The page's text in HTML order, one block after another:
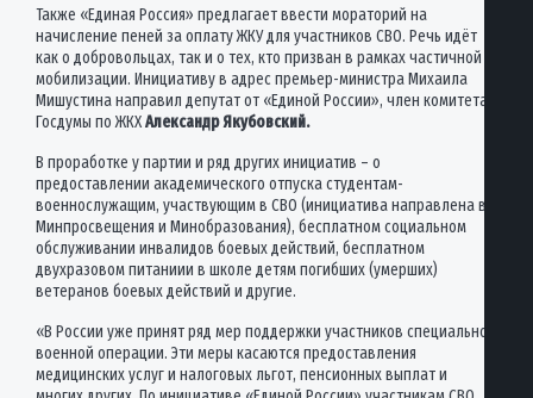
Также «Единая Россия» предлагает ввести мораторий на
начисление пеней за оплату ЖКУ для участников СВО. Речь идёт
как о добровольцах, так и о тех, кто призван в рамках частичной
мобилизации. Инициативу в адрес премьер-министра Михаила
Мишустина направил депутат от «Единой России», член комитета
Госдумы по ЖКХАлександр Якубовский.
В проработке у партии и ряд других инициатив – о
предоставлении академического отпуска студентам-
военнослужащим, участвующим в СВО (инициатива направлена в
Минпросвещения и Минобразования), бесплатном социальном
обслуживании инвалидов боевых действий, бесплатном
двухразовом питаниии в школе детям погибших (умерших)
ветеранов боевых действий и другие.
«В России уже принят ряд мер поддержки участников специальной
военной операции. Эти меры касаются предоставления
медицинских услуг и налоговых льгот, пенсионных выплат и